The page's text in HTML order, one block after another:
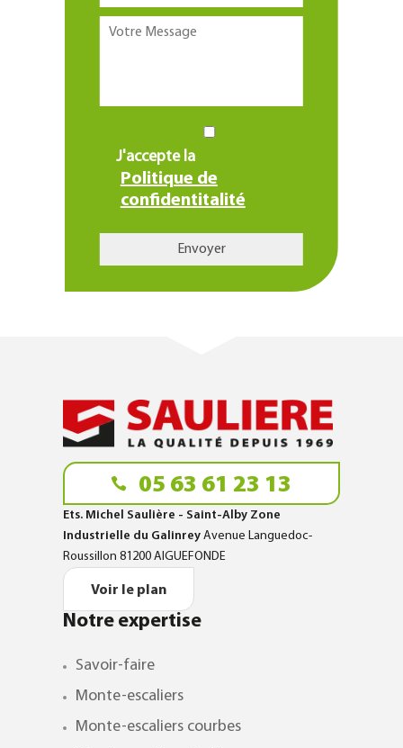
J'accepte la
Politique de
confidentitalité
05 63 61 23 13
Ets. Michel Saulière - Saint-Alby Zone
Industrielle du Galinrey Avenue Languedoc-
Roussillon 81200 AIGUEFONDE
Voir le plan
Notre expertise
Savoir-faire
Monte-escaliers
Monte-escaliers courbes